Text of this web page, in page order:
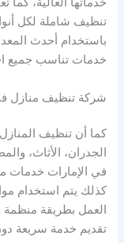
تنظيف شاملة لكل
باستخدام أحدث
خدمات تناسب جميع
شركة تنظيف منازل
كما أن تنظيف
الجدران، الأثاث،
في الإمارات خدمات
كذلك يتم استخدام
العمل بطريقة
تقديم خدمة سريعة